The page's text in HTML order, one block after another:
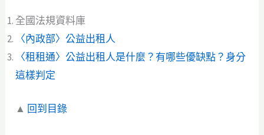
全國法規資料庫
〈內政部〉公益出租人
〈租租通〉公益出租人是什麼？有哪些優缺點？身分
這樣判定
▲ 回到目錄